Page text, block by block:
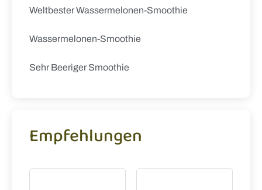
Weltbester Wassermelonen-Smoothie
Wassermelonen-Smoothie
Sehr Beeriger Smoothie
Empfehlungen